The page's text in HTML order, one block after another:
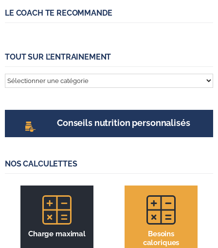
LE COACH TE RECOMMANDE
TOUT SUR L’ENTRAINEMENT
Tout
sur
Conseils nutrition personnalisés
NOS CALCULETTES
Charge maximal
Besoins
caloriques